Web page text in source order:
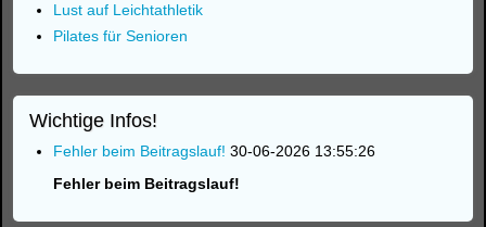
Lust auf Leichtathletik
Pilates für Senioren
Wichtige Infos!
Fehler beim Beitragslauf! 30-06-2026 13:55:26
Fehler beim Beitragslauf!